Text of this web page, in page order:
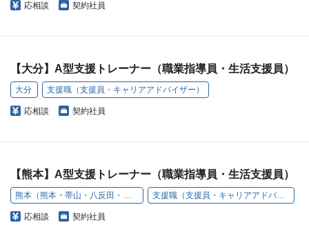
応相談 契約社員
【大分】A型支援トレーナー（職業指導員・生活支援員）
大分 支援職（支援員・キャリアアドバイザー）
応相談 契約社員
【熊本】A型支援トレーナー（職業指導員・生活支援員）
熊本（熊本・帯山・八反田・原口町） 支援職（支援員・キャリアアドバイザー）
応相談 契約社員